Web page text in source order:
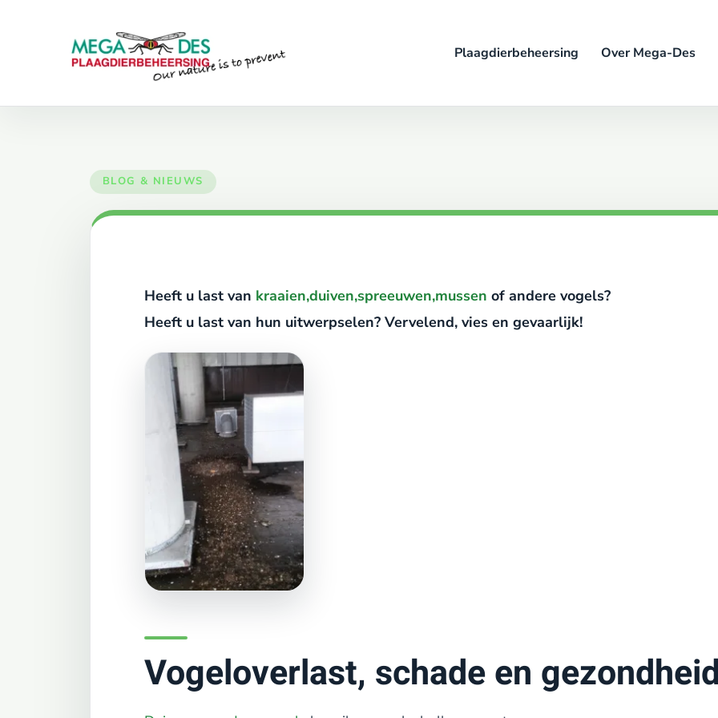
Skip to main content Plaagdierbeheersing Over Mega-Des
Heeft u last van kraaien,duiven,spreeuwen,mussen of andere vogels?
Heeft u last van hun uitwerpselen? Vervelend, vies en gevaarlijk!
Vogeloverlast, schade en